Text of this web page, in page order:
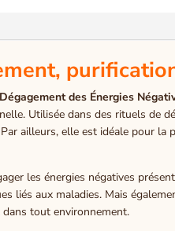
des Énergies
Utilisée dans des rituels de
ailleurs, elle est idéale pour
les énergies négatives
liés aux maladies. Mais
dans tout environnement.